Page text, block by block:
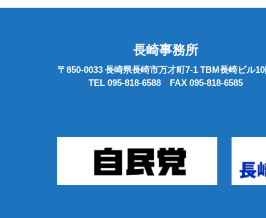
長崎事務所
〒850-0033 長崎県長崎市万才町7-1 TBM長崎ビル
TEL 095-818-6588 FAX 095-818-6585